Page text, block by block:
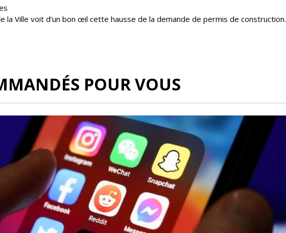
la Ville voit d’un bon œil cette hausse de la demande de permis de construction.
POUR VOUS